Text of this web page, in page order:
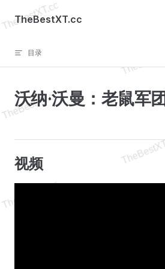
Skip to content
TheBestXT.cc
目录
沃纳·沃曼：老鼠军团
视频